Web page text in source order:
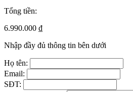
Tổng tiền:
6.990.000 ₫
Nhập đầy đủ thông tin bên dưới
Họ tên:
Email:
SĐT: